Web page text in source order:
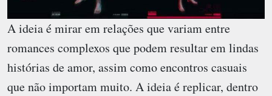
A ideia é mirar em relações que variam entre
romances complexos que podem resultar em lindas
histórias de amor, assim como encontros casuais
que não importam muito. A ideia é replicar, dentro